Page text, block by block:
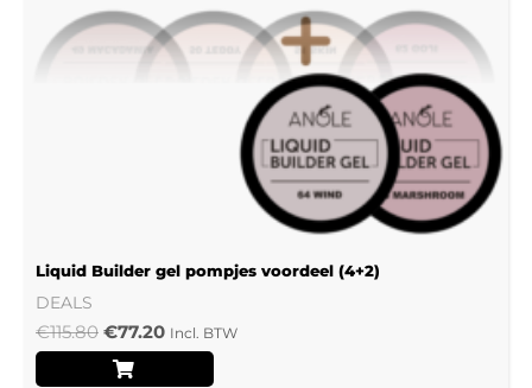
Liquid Builder gel pompjes voordeel (4+2)
DEALS
€115.80 €77.20 Incl. BTW